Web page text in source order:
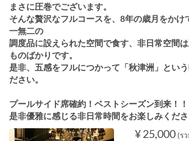
まさに圧巻でございます。
そんな贅沢なフルコースを、8年の歳月をかけ
一無二の
調度品に設えられた空間で食す、非日常空間
ものばかりです。
是非、五感をフルにつかって「秋津洲」とい
ださい。
プールサイド席確約！ベストシーズン到来！！
是非優雅に感じる非日常時間をお楽しみくださ
¥ 25,000 (ร